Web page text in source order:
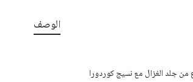
الوصف
جلد الغزال مع نسيج كوردورا